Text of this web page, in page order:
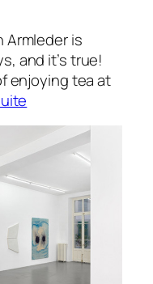
Armleder is
and it’s true!
enjoying tea at
John’s